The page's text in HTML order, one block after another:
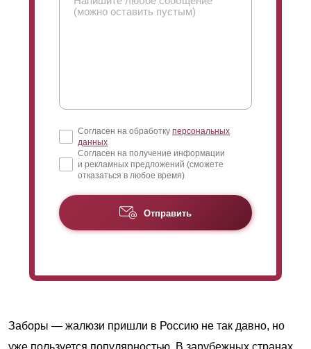
Согласен на обработку персональных
данных
Согласен на получение информации
и рекламных предложений (сможете
отказаться в любое время)
Отправить
Заборы — жалюзи пришли в Россию не так давно, но
уже пользуется популярностью. В зарубежных странах